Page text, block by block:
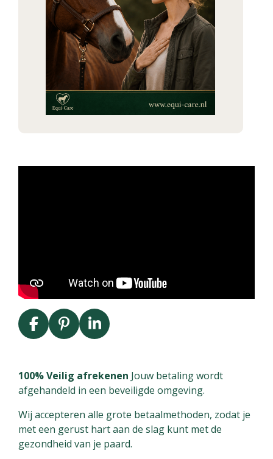
F
a
e
b
o
k
P
i
t
e
e
s
t
L
i
k
e
I
n
100% Veilig afrekenen Jouw betaling wordt
afgehandeld in een beveiligde omgeving.
Wij accepteren alle grote betaalmethoden, zodat je
met een gerust hart aan de slag kunt met de
gezondheid van je paard.